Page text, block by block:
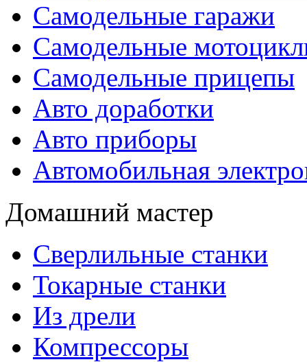
Самодельные гаражи
Самодельные
Самодельные прицепы
Авто доработки
Авто приборы
Автомобильная
Домашний мастер
Сверлильные станки
Токарные станки
Из дрели
Компрессоры